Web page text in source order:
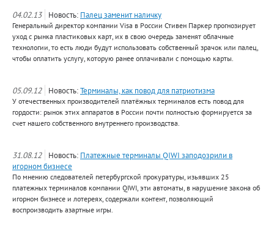
04.02.13 Новость: Палец заменит наличку
Генеральный директор компании Visa в России Стивен Паркер прогнозирует
уход с рынка пластиковых карт, их в свою очередь заменят облачные
технологии, то есть люди будут использовать собственный зрачок или палец,
чтобы оплатить услугу, которую ранее оплачивали с помощью карты.
05.09.12 Новость:Терминалы, как повод для патриотизма
У отечественных производителей платёжных терминалов есть повод для
гордости: рынок этих аппаратов в России почти полностью формируется за
счет нашего собственного внутреннего производства.
31.08.12 Новость: Платежные терминалы QIWI заподозрили в
игорном бизнесе
По мнению следователей петербургской прокуратуры, изьявших 25
платежных терминалов компании QIWI, эти автоматы, в нарушение закона об
игорном бизнесе и лотереях, содержали контент, позволяющий
воспроизводить азартные игры.